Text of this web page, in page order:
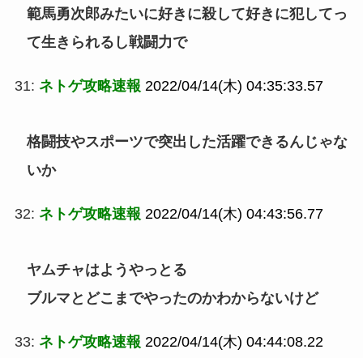
範馬勇次郎みたいに好きに殺して好きに犯してっ
て生きられるし戦闘力で
31: ネトゲ攻略速報 2022/04/14(木) 04:35:33.57
格闘技やスポーツで突出した活躍できるんじゃな
いか
32: ネトゲ攻略速報 2022/04/14(木) 04:43:56.77
ヤムチャはようやっとる
ブルマとどこまでやったのかわからないけど
33: ネトゲ攻略速報 2022/04/14(木) 04:44:08.22